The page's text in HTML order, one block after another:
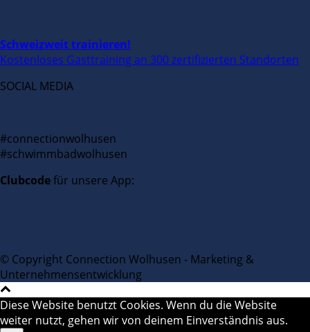
Schweizweit trainieren!
Kostenloses Gasttraining an 300 zertifizierten Standorten
SOCIAL MEDIA
#connectionwolhusen
#schwimmbadwolhusen
Clubcodefür unsere App:
© Copyright Connection Wolhusen - Marketing &
Unternehmensentwicklung
Diese Website benutzt Cookies. Wenn du die Website
weiter nutzt, gehen wir von deinem Einverständnis aus.